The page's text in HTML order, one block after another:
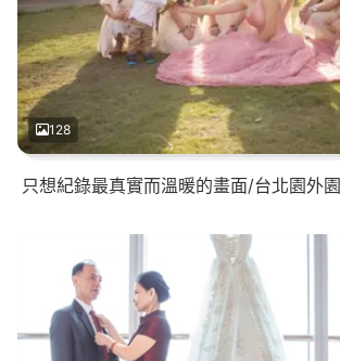
128
只想紀錄最真實而溫暖的畫面/台北園外園